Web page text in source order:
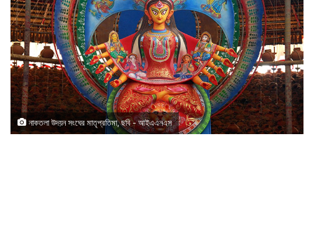
নাকতলা উদয়ন সংঘের মাতৃপ্রতিমা, ছবি - আইএএনএস